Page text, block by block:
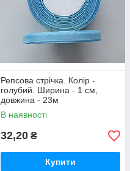
Репсова стрічка. Колір -
голубий. Ширина - 1 см,
довжина - 23м
В наявності
32,20 ₴
Купити